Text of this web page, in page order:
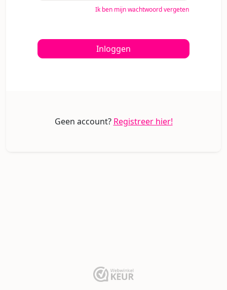
Ik ben mijn wachtwoord vergeten
Inloggen
Geen account? Registreer hier!